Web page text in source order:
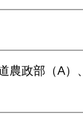
農政部（A）、